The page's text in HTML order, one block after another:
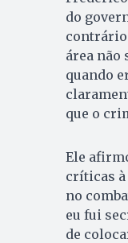
do
contrário
área não
quando
que o
Ele
críticas
no
eu fui
de